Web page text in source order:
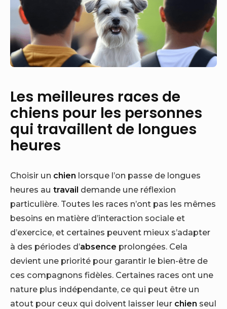
Les meilleures races de
chiens pour les personnes
qui travaillent de longues
heures
Choisir un chien lorsque l’on passe de longues
heures au travail demande une réflexion
particulière. Toutes les races n’ont pas les mêmes
besoins en matière d’interaction sociale et
d’exercice, et certaines peuvent mieux s’adapter
à des périodes d’absence prolongées. Cela
devient une priorité pour garantir le bien-être de
ces compagnons fidèles. Certaines races ont une
nature plus indépendante, ce qui peut être un
atout pour ceux qui doivent laisser leur chien seul